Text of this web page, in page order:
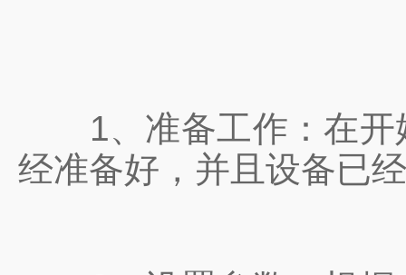
1、准备工作：在开
经准备好，并且设备已